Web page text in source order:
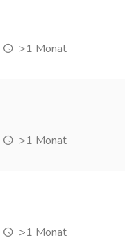
>1 Monat
>1 Monat
>1 Monat